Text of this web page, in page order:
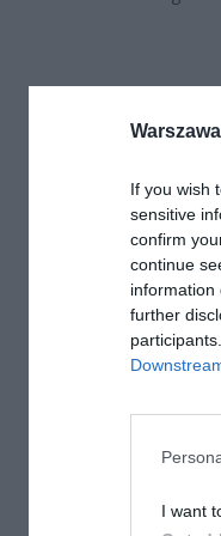
If you wish
sensitive
confirm
continue
information
further
I want